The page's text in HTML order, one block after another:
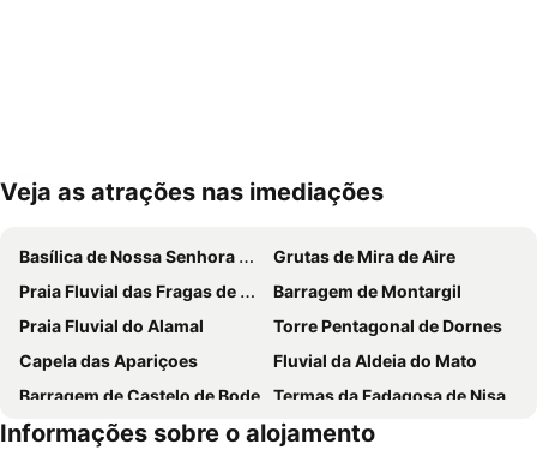
Ampliar mapa
Veja as atrações nas imediações
Basílica de Nossa Senhora do Rosário de Fátima
Grutas de Mira de Aire
Praia Fluvial das Fragas de S. Simão
Barragem de Montargil
Praia Fluvial do Alamal
Torre Pentagonal de Dornes
Capela das Apariçoes
Fluvial da Aldeia do Mato
Barragem de Castelo de Bode
Termas da Fadagosa de Nisa
Fluvial do Penedo Furado
Praia Fluvial de Fernandaires
Informações sobre o alojamento